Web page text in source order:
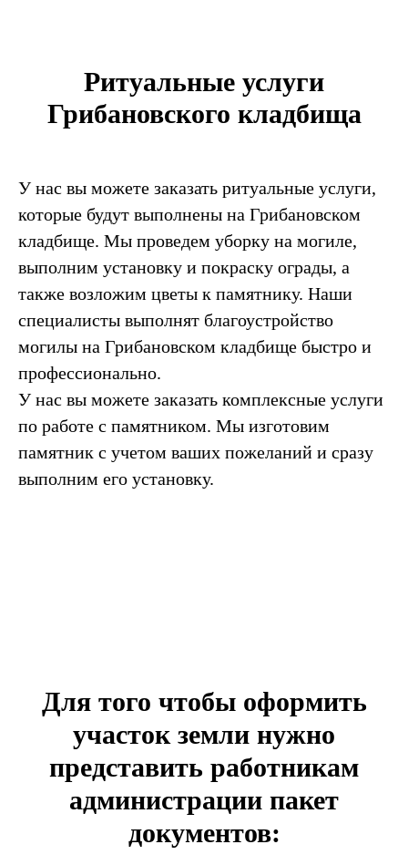
Ритуальные услуги
Грибановского кладбища
У нас вы можете заказать ритуальные услуги,
которые будут выполнены на Грибановском
кладбище. Мы проведем уборку на могиле,
выполним установку и покраску ограды, а
также возложим цветы к памятнику. Наши
специалисты выполнят благоустройство
могилы на Грибановском кладбище быстро и
профессионально.
У нас вы можете заказать комплексные услуги
по работе с памятником. Мы изготовим
памятник с учетом ваших пожеланий и сразу
выполним его установку.
Для того чтобы оформить
участок земли нужно
представить работникам
администрации пакет
документов: